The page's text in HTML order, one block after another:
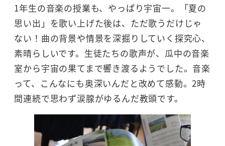
1年生の音楽の授業も、やっぱり宇宙一。「夏の
思い出」を歌い上げた後は、ただ歌うだけじゃ
ない！曲の背景や情景を深掘りしていく探究心、
素晴らしいです。生徒たちの歌声が、瓜中の音楽
室から宇宙の果てまで響き渡るようでした。音楽
って、こんなにも奥深いんだと改めて感動。2時
間連続で思わず涙腺がゆるんだ教頭です。